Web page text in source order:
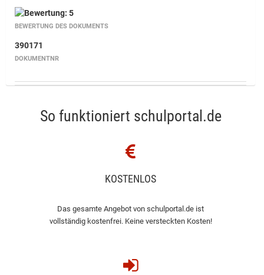
BEWERTUNG DES DOKUMENTS
390171
DOKUMENTNR
So funktioniert schulportal.de
KOSTENLOS
Das gesamte Angebot von schulportal.de ist
vollständig kostenfrei. Keine versteckten Kosten!